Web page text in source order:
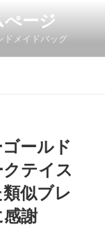
ぺージ
ドメイドバッグ
ールド
テイス
似ブレ
謝